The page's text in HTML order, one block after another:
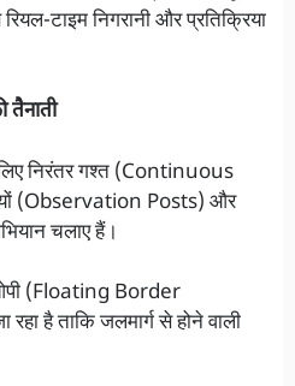
टाइम निगरानी और प्रतिक्रिया
तैनाती
निरंतर गश्त (Continuous
(Observation Posts) और
चलाए हैं।
(Floating Border
है ताकि जलमार्ग से होने वाली